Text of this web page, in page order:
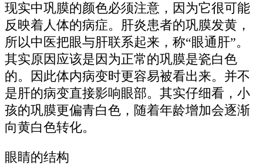
现实中巩膜的颜色必须注意，因为它很可能
反映着人体的病症。肝炎患者的巩膜发黄，
所以中医把眼与肝联系起来，称“眼通肝”。
其实原因应该是因为正常的巩膜是瓷白色
的。因此体内病变时更容易被看出来。并不
是肝的病变直接影响眼部。其实仔细看，小
孩的巩膜更偏青白色，随着年龄增加会逐渐
向黄白色转化。
眼睛的结构